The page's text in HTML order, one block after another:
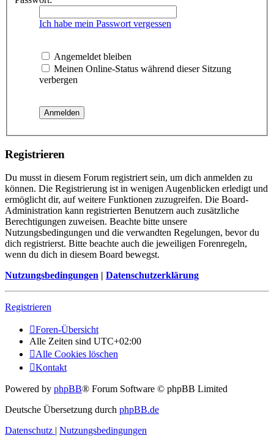
Ich habe mein Passwort vergessen
Angemeldet bleiben
Meinen Online-Status während dieser Sitzung
verbergen
Registrieren
Du musst in diesem Forum registriert sein, um dich anmelden zu
können. Die Registrierung ist in wenigen Augenblicken erledigt und
ermöglicht dir, auf weitere Funktionen zuzugreifen. Die Board-
Administration kann registrierten Benutzern auch zusätzliche
Berechtigungen zuweisen. Beachte bitte unsere
Nutzungsbedingungen und die verwandten Regelungen, bevor du
dich registrierst. Bitte beachte auch die jeweiligen Forenregeln,
wenn du dich in diesem Board bewegst.
Nutzungsbedingungen | Datenschutzerklärung
Registrieren
Foren-Übersicht
Alle Zeiten sind UTC+02:00
Alle Cookies löschen
Kontakt
Powered by phpBB® Forum Software © phpBB Limited
Deutsche Übersetzung durch phpBB.de
Datenschutz | Nutzungsbedingungen